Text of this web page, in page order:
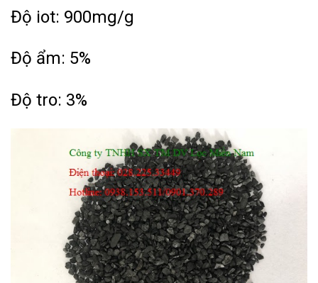
Độ iot: 900mg/g
Độ ẩm: 5%
Độ tro: 3%